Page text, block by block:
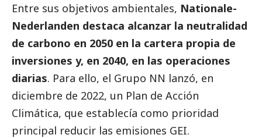
Entre sus objetivos ambientales, Nationale-
Nederlanden destaca alcanzar la neutralidad
de carbono en 2050 en la cartera propia de
inversiones y, en 2040, en las operaciones
diarias. Para ello, el Grupo NN lanzó, en
diciembre de 2022, un Plan de Acción
Climática, que establecía como prioridad
principal reducir las emisiones GEI.